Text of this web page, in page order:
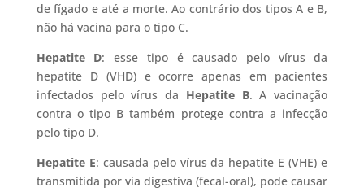
de fígado e até a morte. Ao contrário dos tipos A e B,
não há vacina para o tipo C.
Hepatite D: esse tipo é causado pelo vírus da
hepatite D (VHD) e ocorre apenas em pacientes
infectados pelo vírus da Hepatite B. A vacinação
contra o tipo B também protege contra a infecção
pelo tipo D.
Hepatite E: causada pelo vírus da hepatite E (VHE) e
transmitida por via digestiva (fecal-oral), pode causar